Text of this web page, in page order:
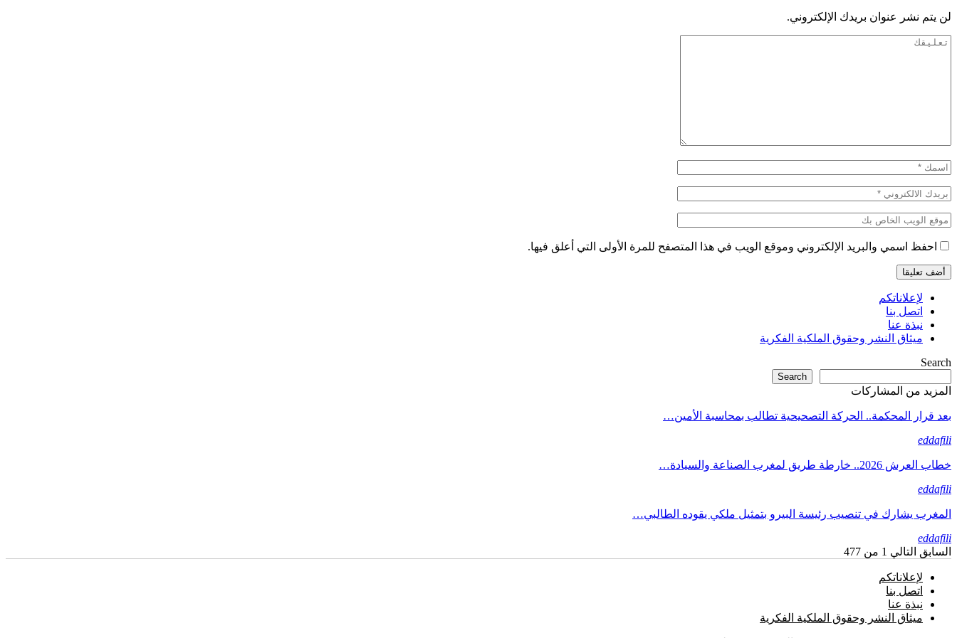
لن يتم نشر عنوان بريدك الإلكتروني.
احفظ اسمي والبريد الإلكتروني وموقع الويب في هذا المتصفح للمرة الأولى التي أعلق فيها.
لإعلاناتكم
اتصل بنا
نبذة عنا
ميثاق النشر وحقوق الملكية الفكرية
Search
Search
المزيد من المشاركات
بعد قرار المحكمة.. الحركة التصحيحية تطالب بمحاسبة الأمين…
eddafili
خطاب العرش 2026.. خارطة طريق لمغرب الصناعة والسيادة…
eddafili
المغرب يشارك في تنصيب رئيسة البيرو بتمثيل ملكي يقوده الطالبي…
eddafili
السابق التالي 1 من 477
لإعلاناتكم
اتصل بنا
نبذة عنا
ميثاق النشر وحقوق الملكية الفكرية